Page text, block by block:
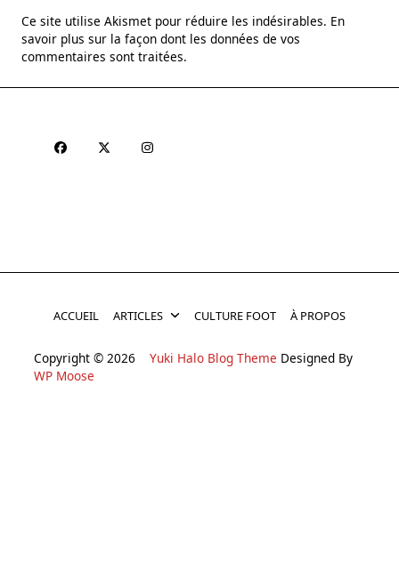
Ce site utilise Akismet pour réduire les indésirables. En
savoir plus sur la façon dont les données de vos
commentaires sont traitées.
ACCUEIL ARTICLES CULTURE FOOT À PROPOS
Copyright © 2026 Yuki Halo Blog Theme Designed By
WP Moose